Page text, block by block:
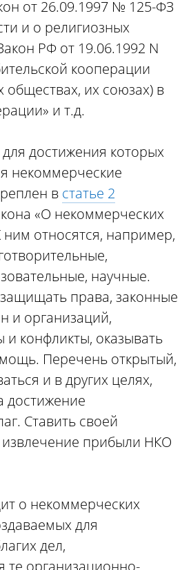
от 26.09.1997 № 125-ФЗ
и о религиозных
РФ от 19.06.1992 N
кооперации
обществах, их союзах) в
и т.д.
достижения которых
некоммерческие
в статье 2
«О некоммерческих
ним относятся, например,
научные.
права, законные
и организаций,
конфликты, оказывать
Перечень открытый,
и в других целях,
достижение
Ставить своей
прибыли НКО
о некоммерческих
для
дел,
те организационно-